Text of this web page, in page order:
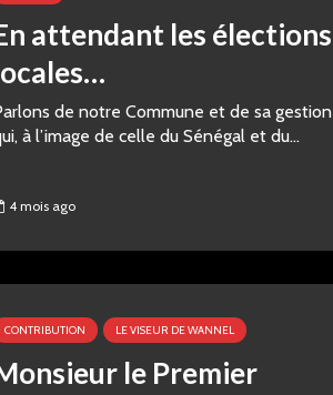
attendant les élections
de notre Commune et de sa gestion
à l’image de celle du Sénégal et du...
4 mois ago
CONTRIBUTION LE VISEUR DE WANNEL
le Premier